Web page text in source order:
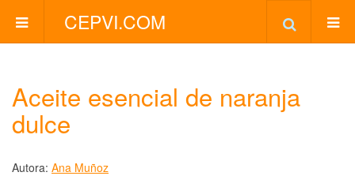
CEPVI.COM
Aceite esencial de naranja
dulce
Autora: Ana Muñoz